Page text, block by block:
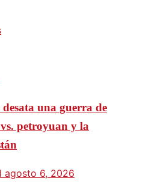
una guerra de
petroyuan y la
agosto 6, 2026